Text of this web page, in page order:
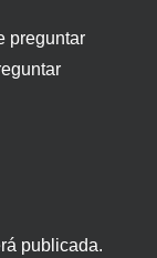
preguntar
publicada.